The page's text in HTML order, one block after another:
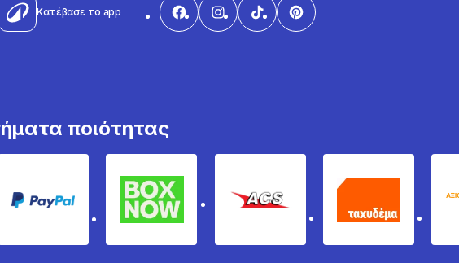
Κατέβασε το app
ποιότητας
PayPal Box Now ACS Ταχυδέμα